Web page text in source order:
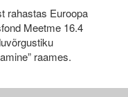
rahastas Euroopa
Meetme 16.4
raames.